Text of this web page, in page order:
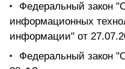
Федеральный закон
информационных
информации" от
Федеральный закон